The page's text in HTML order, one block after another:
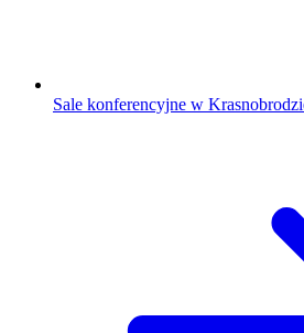
Sale konferencyjne w